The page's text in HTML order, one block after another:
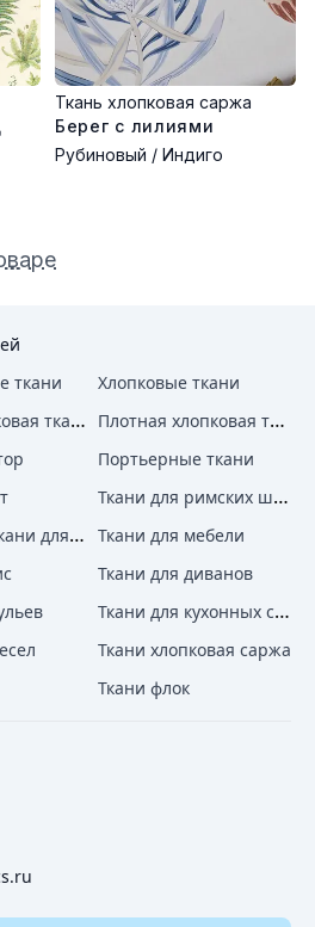
Ткань хлопковая саржа
Берег с лилиями
Рубиновый / Индиго
ткани
Хлопковые ткани
Тонкая хлопковая ткань Плотная хлопковая ткань
Портьерные ткани
Ткани для римских штор
Хлопковые ткани для штор
Ткани для мебели
Ткани для диванов
Ткани для кухонных стульев
Ткани хлопковая саржа
Ткани флок